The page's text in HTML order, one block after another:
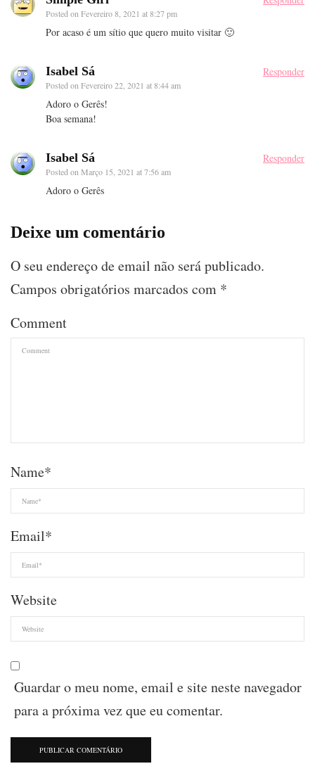
Posted on Fevereiro 8, 2021 at 8:27 pm
Por acaso é um sítio que quero muito visitar 🙂
Isabel Sá
Posted on Fevereiro 22, 2021 at 8:44 am
Responder
Adoro o Gerês!
Boa semana!
Isabel Sá
Posted on Março 15, 2021 at 7:56 am
Responder
Adoro o Gerês
Deixe um comentário
O seu endereço de email não será publicado.
Campos obrigatórios marcados com *
Comment
Name*
Email*
Website
Guardar o meu nome, email e site neste navegador
para a próxima vez que eu comentar.